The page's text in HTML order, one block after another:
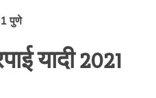
पुणे
यादी 2021